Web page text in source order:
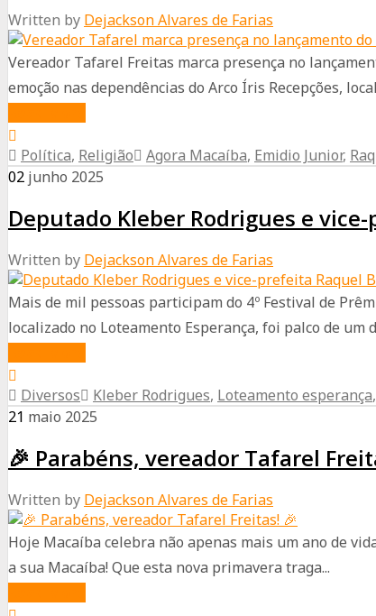
famílias
em
Macaíba
agita
o
Campo
do
Olímpica
neste
domingo!
Written by Dejackson Alvares de Farias
Vereador Tafarel Freitas marca presença no
emoção nas dependências do Arco Íris Recepções,
Tafarel
marca
presença
lançamento
do
Adora
Macaíba
Política, Religião Agora Macaíba, Emidio Junior,
02 junho 2025
Deputado Kleber Rodrigues e
Written by Dejackson Alvares de Farias
Mais de mil pessoas participam do 4º Festival de
localizado no Loteamento Esperança, foi palco de um
Kleber
Rodrigues
e
prefeita
Raquel
Barbosa
prestigiam
Festival
Diversos Kleber Rodrigues, Loteamento esperança,
21 maio 2025
🎉 Parabéns, vereador Tafarel
Written by Dejackson Alvares de Farias
Hoje Macaíba celebra não apenas mais um ano de
a sua Macaíba! Que esta nova primavera traga...